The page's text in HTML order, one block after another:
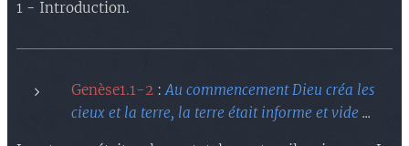
1 - Introduction.
Genèse1.1-2 :Au commencement Dieu créa les
cieux et la terre, la terre était informe et vide ...